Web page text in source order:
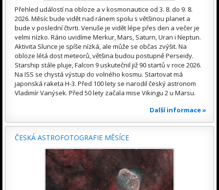
Přehled událostí na obloze a v kosmonautice od 3. 8. do 9. 8.
2026. Měsíc bude vidět nad ránem spolu s většinou planet a
bude v poslední čtvrti. Venuše je vidět lépe přes den a večer je
velmi nízko. Ráno uvidíme Merkur, Mars, Saturn, Uran i Neptun.
Aktivita Slunce je spíše nízká, ale může se občas zvýšit. Na
obloze létá dost meteorů, většina budou postupně Perseidy.
Starship stále pluje, Falcon 9 uskutečnil již 90 startů v roce 2026.
Na ISS se chystá výstup do volného kosmu. Startovat má
japonská raketa H-3. Před 100 lety se narodil český astronom
Vladimír Vanýsek. Před 50 lety začala mise Vikingu 2 u Marsu.
Další informace »
ČESKÁ ASTROFOTOGRAFIE MĚSÍCE